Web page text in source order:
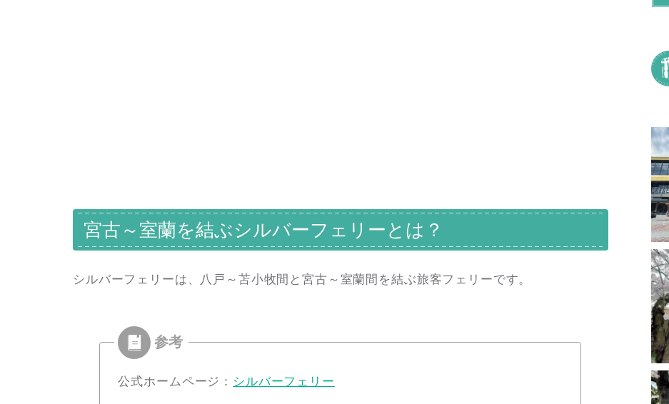
宮古～室蘭を結ぶシルバーフェリーとは？
シルバーフェリーは、八戸～苫小牧間と宮古～室蘭間を結ぶ旅客フェリーです。
公式ホームページ： シルバーフェリー